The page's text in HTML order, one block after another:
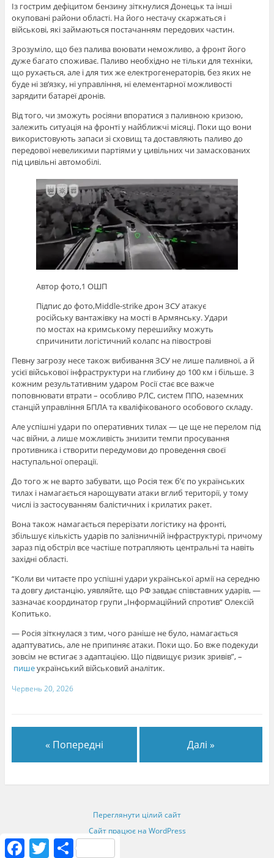
Із гострим дефіцитом бензину зіткнулися Донецьк та інші
окуповані райони області. На його нестачу скаржаться і
військові, які займаються постачанням передових частин.
Зрозуміло, що без палива воювати неможливо, а фронт його
дуже багато споживає. Паливо необхідно не тільки для техніки,
що рухається, але і для тих же електрогенераторів, без яких не
буде ні зв’язку, ні управління, ні елементарної можливості
зарядити батареї дронів.
Від того, чи зможуть росіяни впоратися з паливною кризою,
залежить ситуація на фронті у найближчі місяці. Поки що вони
використовують запаси зі сховищ та доставляють паливо до
передової невеликими партіями у цивільних чи замаскованих
під цивільні автомобілі.
Автор фото,1 ОШП
Підпис до фото,Middle-strike дрон ЗСУ атакує
російську вантажівку на мості в Армянську. Удари
по мостах на кримському перешийку можуть
спричинити логістичний колапс на півострові
Певну загрозу несе також вибивання ЗСУ не лише паливної, а й
усієї військової інфраструктури на глибину до 100 км і більше. З
кожним результативним ударом Росії стає все важче
поповнювати втрати – особливо РЛС, систем ППО, наземних
станцій управління БПЛА та кваліфікованого особового складу.
Але успішні удари по оперативних тилах — це ще не перелом під
час війни, а лише можливість знизити темпи просування
противника і створити передумови до проведення своєї
наступальної операції.
До того ж не варто забувати, що Росія теж б’є по українських
тилах і намагається нарощувати атаки вглиб території, у тому
числі із застосуванням балістичних і крилатих ракет.
Вона також намагається перерізати логістику на фронті,
збільшує кількість ударів по залізничній інфраструктурі, причому
зараз під обстріл все частіше потрапляють центральні та навіть
західні області.
“Коли ви читаєте про успішні удари української армії на середню
та довгу дистанцію, уявляйте, що РФ завдає співставних ударів, —
зазначає координатор групи „Інформаційний спротив“ Олексій
Копитько.
— Росія зіткнулася з тим, чого раніше не було, намагається
адаптуватись, але не припиняє атаки. Поки що. Бо вже подекуди
зовсім не встигає з адаптацією. Що підвищує ризик зривів”, –
пишеукраїнський військовий аналітик.
Червень 20, 2026
« Попередні Далі »
Переглянути цілий сайт
Сайт працює на WordPress
S
h